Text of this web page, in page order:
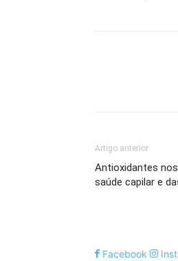
Artigo anterior
Antioxidantes
saúde capilar e
Facebook